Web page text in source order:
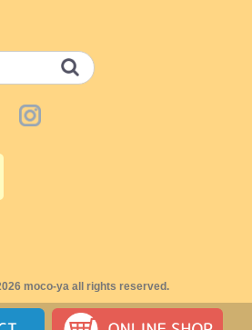
moco-ya all rights reserved.